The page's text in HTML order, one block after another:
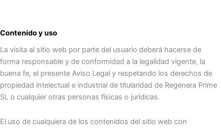
Contenido y uso
La visita al sitio web por parte del usuario deberá hacerse de
forma responsable y de conformidad a la legalidad vigente, la
buena fe, el presente Aviso Legal y respetando los derechos de
propiedad intelectual e industrial de titularidad de Regenera Prime
SL o cualquier otras personas físicas o jurídicas.
El uso de cualquiera de los contenidos del sitio web con